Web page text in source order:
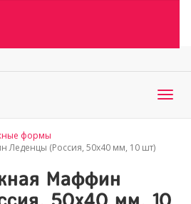
формы
(Россия, 50х40 мм, 10 шт)
Маффин